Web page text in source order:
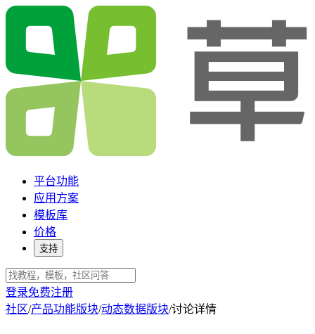
平台功能
应用方案
模板库
价格
支持
登录免费注册
社区/产品功能版块/动态数据版块/讨论详情